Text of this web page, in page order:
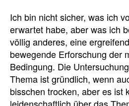
Ich bin nicht sicher, was ich
erwartet habe, aber was ich
völlig anderes, eine
bewegende Erforschung der
Bedingung. Die
Thema ist gründlich, wenn
bisschen trocken, aber es ist
leidenschaftlich über das